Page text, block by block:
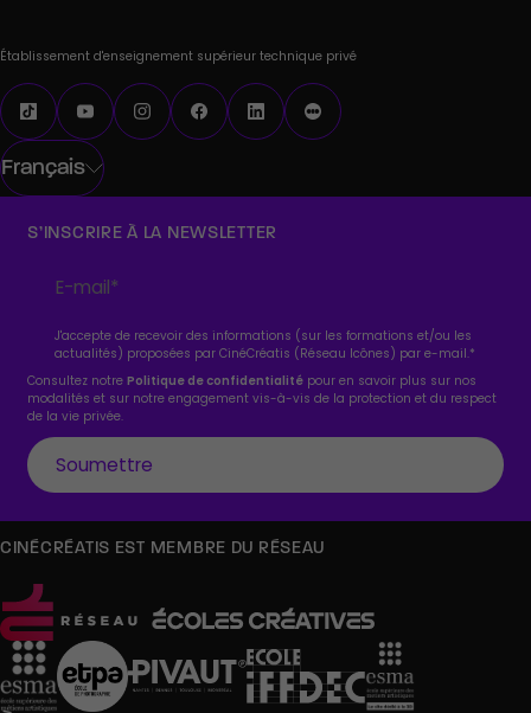
Établissement d'enseignement supérieur technique privé
Français
S’INSCRIRE À LA NEWSLETTER
J'accepte de recevoir des informations (sur les formations et/ou les
actualités) proposées par CinéCréatis (Réseau Icônes) par e-mail.*
Consultez notrePolitique de confidentialité pour en savoir plus sur nos
modalités et sur notre engagement vis-à-vis de la protection et du respect
de la vie privée.
CINÉCRÉATIS EST MEMBRE DU RÉSEAU